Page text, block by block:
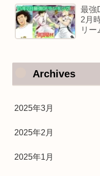
最強
2月
リー
Archives
2025年3月
2025年2月
2025年1月